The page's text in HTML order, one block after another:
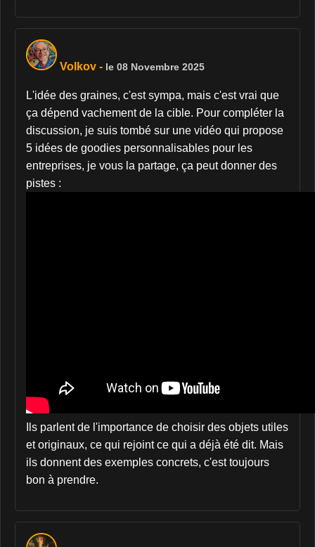
Volkov - le 08 Novembre 2025
L'idée des graines, c'est sympa, mais c'est vrai que
ça dépend vachement de la cible. Pour compléter la
discussion, je suis tombé sur une vidéo qui propose
5 idées de goodies personnalisables pour les
entreprises, je vous la partage, ça peut donner des
pistes :
Ils parlent de l'importance de choisir des objets utiles
et originaux, ce qui rejoint ce qui a déjà été dit. Mais
ils donnent des exemples concrets, c'est toujours
bon à prendre.